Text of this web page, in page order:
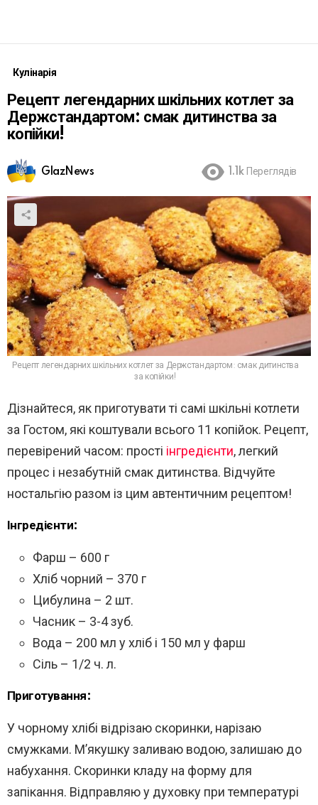
Кулінарія
Рецепт легендарних шкільних котлет за
Держстандартом: смак дитинства за
копійки!
GlazNews 1.1k Переглядів
Рецепт легендарних шкільних котлет за Держстандартом: смак дитинства
за копійки!
Дізнайтеся, як приготувати ті самі шкільні котлети
за Гостом, які коштували всього 11 копійок. Рецепт,
перевірений часом: прості інгредієнти, легкий
процес і незабутній смак дитинства. Відчуйте
ностальгію разом із цим автентичним рецептом!
Інгредієнти:
Фарш – 600 г
Хліб чорний – 370 г
Цибулина – 2 шт.
Часник – 3-4 зуб.
Вода – 200 мл у хліб і 150 мл у фарш
Сіль – 1/2 ч. л.
Приготування:
У чорному хлібі відрізаю скоринки, нарізаю
смужками. М’якушку заливаю водою, залишаю до
набухання. Скоринки кладу на форму для
запікання. Відправляю у духовку при температурі